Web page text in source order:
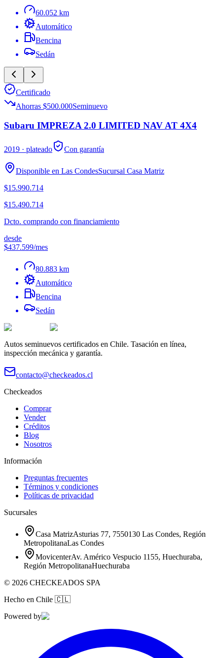
60.052 km
Automático
Bencina
Sedán
Certificado
Ahorras $500.000Seminuevo
Subaru IMPREZA 2.0 LIMITED NAV AT 4X4
2019 · plateado Con garantía
Disponible en Las CondesSucursal Casa Matriz
$15.990.714
$15.490.714
Dcto. comprando con financiamiento
desde
$437.599/mes
80.883 km
Automático
Bencina
Sedán
Autos seminuevos certificados en Chile. Tasación en línea,
inspección mecánica y garantía.
contacto@checkeados.cl
Checkeados
Comprar
Vender
Créditos
Blog
Nosotros
Información
Preguntas frecuentes
Términos y condiciones
Políticas de privacidad
Sucursales
Casa MatrizAsturias 77, 7550130 Las Condes, Región
MetropolitanaLas Condes
MovicenterAv. Américo Vespucio 1155, Huechuraba,
Región MetropolitanaHuechuraba
© 2026 CHECKEADOS SPA
Hecho en Chile 🇨🇱
Powered by